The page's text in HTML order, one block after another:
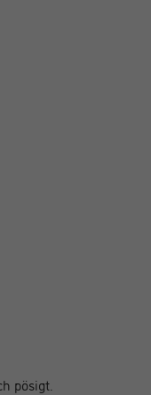
pösigt.